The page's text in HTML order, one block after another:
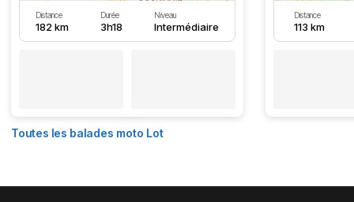
Distance
182 km
Durée
3h18
Niveau
Intermédiaire
Distance
113 km
Toutes les balades moto Lot